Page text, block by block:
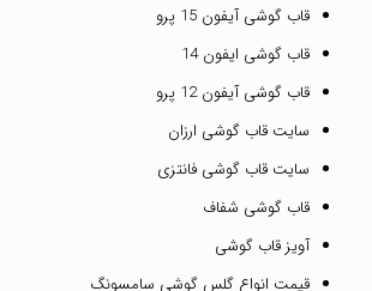
قاب گوشی آیفون 15 پرو
قاب گوشی ایفون 14
قاب گوشی آیفون 12 پرو
سایت قاب گوشی ارزان
سایت قاب گوشی فانتزی
قاب گوشی شفاف
آویز قاب گوشی
قیمت انواع گلس گوشی سامسونگ